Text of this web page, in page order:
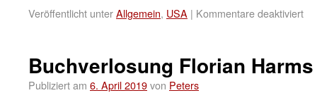
Veröffentlicht unterAllgemein, USA | Kommentare deaktiviert
Buchverlosung Florian
Publiziert am 6. April 2019von Peters